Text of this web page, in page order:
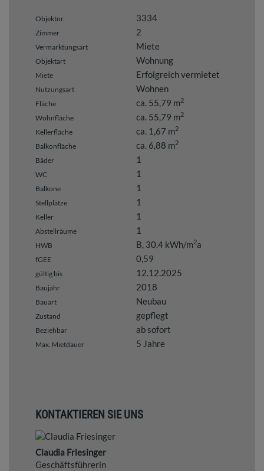
Objektnr. 3334
Zimmer 2
Vermarktungsart Miete
Objektart Wohnung
Miete Erfolgreich vermietet
Nutzungsart Wohnen
Fläche ca. 55,79 m2
Wohnfläche ca. 55,79 m2
Kellerfläche ca. 1,67 m2
Balkonfläche ca. 6,88 m2
Bäder 1
WC 1
Balkone 1
Stellplätze 1
Keller 1
Abstellräume 1
HWB B, 30.4 kWh/m2a
fGEE 0,59
gültig bis 12.12.2025
Baujahr 2018
Bauart Neubau
Zustand gepflegt
Beziehbar ab sofort
Max. Mietdauer 5 Jahre
KONTAKTIEREN SIE UNS
Claudia Friesinger
Geschäftsführerin